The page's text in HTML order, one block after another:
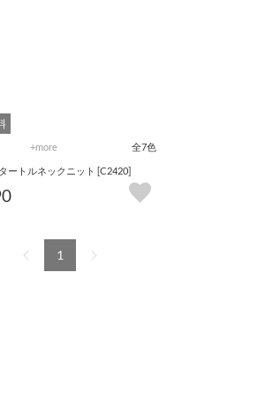
+more 全7色
ートルネックニット [C2420]
1